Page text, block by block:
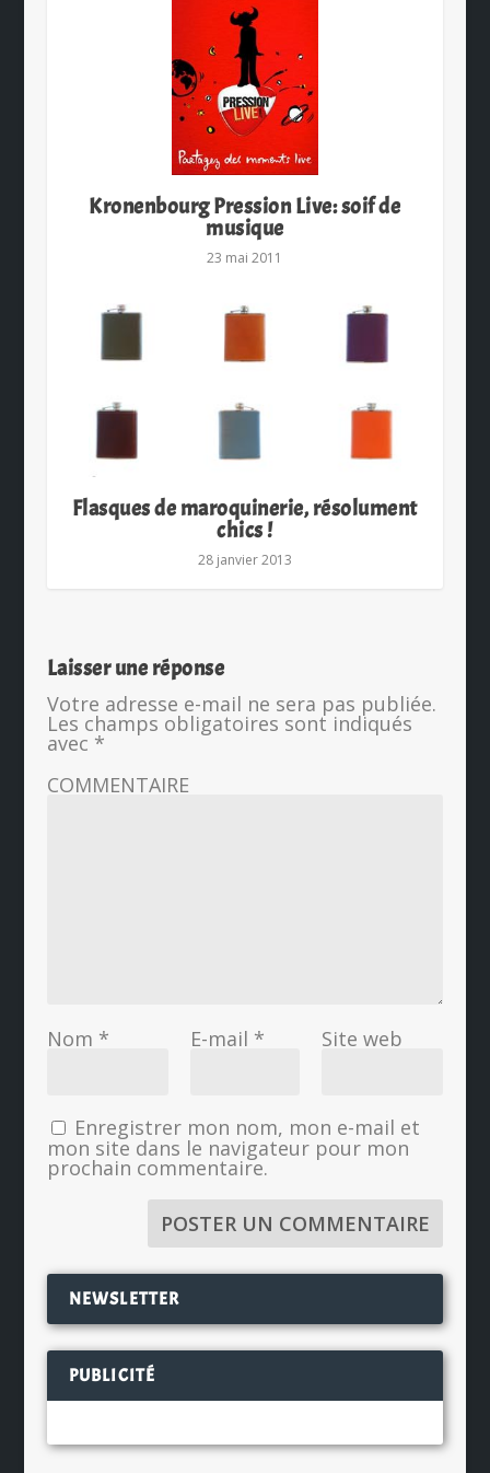
Kronenbourg Pression Live: soif de
musique
23 mai 2011
Flasques de maroquinerie, résolument
chics !
28 janvier 2013
Laisser une réponse
Votre adresse e-mail ne sera pas publiée.
Les champs obligatoires sont indiqués
avec *
COMMENTAIRE
Nom * E-mail * Site web
Enregistrer mon nom, mon e-mail et
mon site dans le navigateur pour mon
prochain commentaire.
NEWSLETTER
PUBLICITÉ